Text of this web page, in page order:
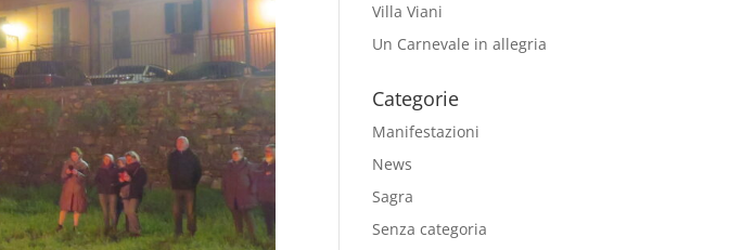
Villa Viani
Un Carnevale in allegria
Categorie
Manifestazioni
News
Sagra
Senza categoria